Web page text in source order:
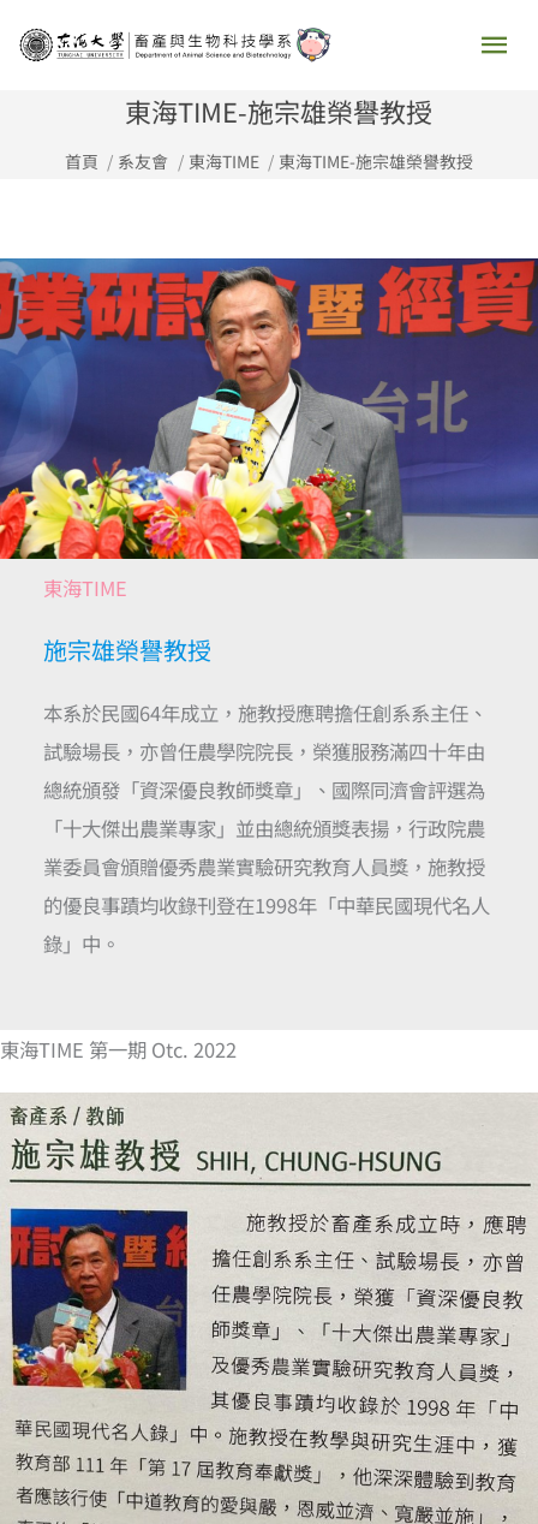
主
東海TIME-施宗雄榮譽教授
首頁 系友會 東海TIME 東海TIME-施宗雄榮譽教授
東海TIME
施宗雄榮譽教授
本系於民國64年成立，施教授應聘擔任創系系主任、
試驗場長，亦曾任農學院院長，榮獲服務滿四十年由
總統頒發「資深優良教師獎章」、國際同濟會評選為
「十大傑出農業專家」並由總統頒獎表揚，行政院農
業委員會頒贈優秀農業實驗研究教育人員獎，施教授
的優良事蹟均收錄刊登在1998年「中華民國現代名人
錄」中。
東海TIME 第一期 Otc. 2022